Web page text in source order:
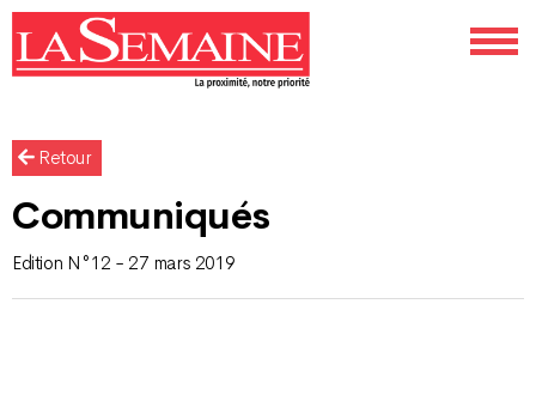
Retour
Communiqués
Edition N°12 - 27 mars 2019